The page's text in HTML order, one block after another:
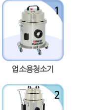
업소용청소기
증가
감소